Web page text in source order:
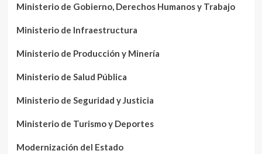
Ministerio de Gobierno, Derechos Humanos y Trabajo
Ministerio de Infraestructura
Ministerio de Producción y Minería
Ministerio de Salud Pública
Ministerio de Seguridad y Justicia
Ministerio de Turismo y Deportes
Modernización del Estado